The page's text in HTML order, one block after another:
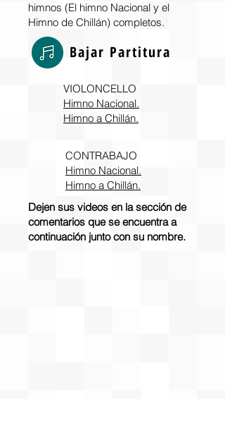
himnos (El himno Nacional y el
Himno de Chillán) completos.
Bajar Partitura
VIOLONCELLO
Himno Nacional.
Himno a Chillán.
CONTRABAJO
Himno Nacional.
Himno a Chillán.
Dejen sus videos en la sección de
comentarios que se encuentra a
continuación junto con su nombre.